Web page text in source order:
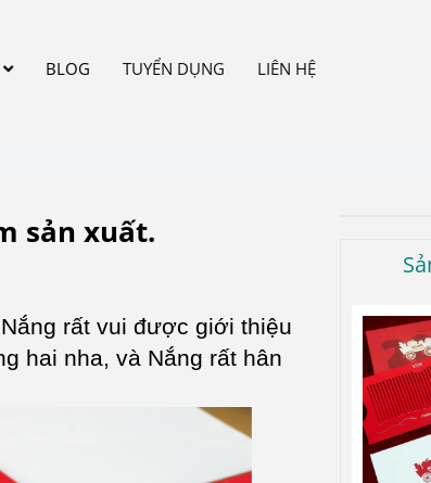
BLOG TUYỂN DỤNG LIÊN HỆ
sản xuất.
rất vui được giới thiệu
hai nha, và Nắng rất hân